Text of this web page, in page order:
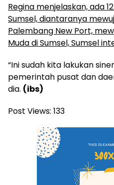
Regina menjelaskan, ada
Sumsel, diantaranya
Palembang New Port,
Muda di Sumsel, Sumsel
“Ini sudah kita lakukan
pemerintah pusat dan
dia. (ibs)
Post Views: 133